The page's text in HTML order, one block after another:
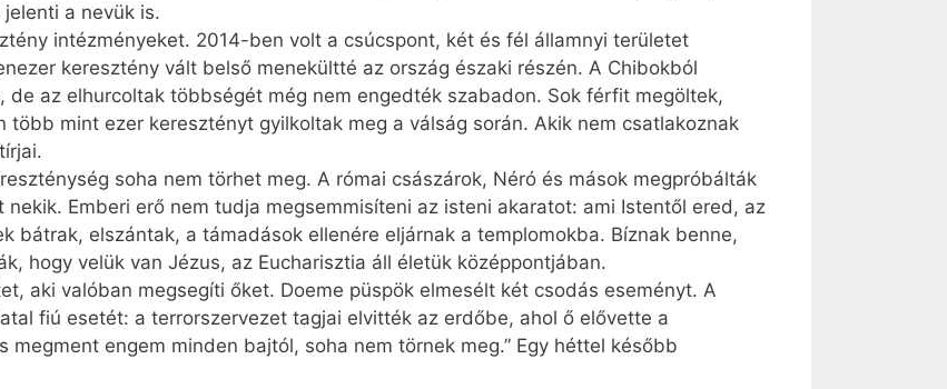
a nevük is.
intézményeket. 2014-ben volt a csúcspont, két és fél államnyi területet
keresztény vált belső menekültté az ország északi részén. A Chibokból
az elhurcoltak többségét még nem engedték szabadon. Sok férfit megöltek,
több mint ezer keresztényt gyilkoltak meg a válság során. Akik nem csatlakoznak
soha nem törhet meg. A római császárok, Néró és mások megpróbálták
Emberi erő nem tudja megsemmisíteni az isteni akaratot: ami Istentől ered, az
bátrak, elszántak, a támadások ellenére eljárnak a templomokba. Bíznak benne,
hogy velük van Jézus, az Eucharisztia áll életük középpontjában.
aki valóban megsegíti őket. Doeme püspök elmesélt két csodás eseményt. A
fiú esetét: a terrorszervezet tagjai elvitték az erdőbe, ahol ő elővette a
megment engem minden bajtól, soha nem törnek meg.” Egy héttel később